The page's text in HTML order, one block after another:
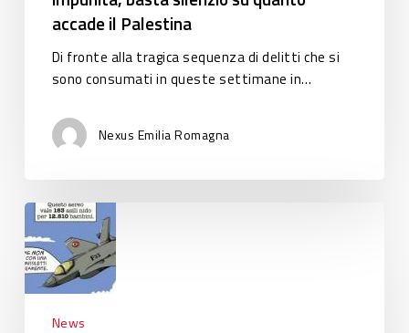
quanto
Palestina
accade il Palestina
Di fronte alla tragica sequenza di delitti che si
sono consumati in queste settimane in…
Nexus Emilia Romagna
F-
35
a
terra:
cosa
aspetta
News